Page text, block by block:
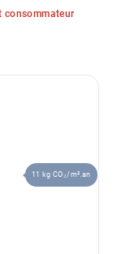
consommateur
11 kg CO₂/m².an